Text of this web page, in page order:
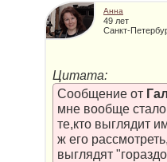
Анна
49 лет
Цитата:
Сообщение от
мне вообще стало
те,кто выглядит
ж его
выглядят